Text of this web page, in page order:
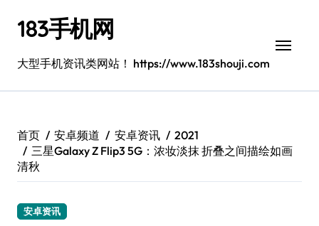
183手机网
大型手机资讯类网站！ https://www.183shouji.com
首页 安卓频道 安卓资讯
2021
三星Galaxy Z Flip3 5G：浓妆淡抹 折叠之间描绘如画
清秋
安卓资讯